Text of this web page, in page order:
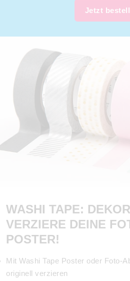
Jetzt
WASHI TAPE:
VERZIERE DEINE
POSTER!
Mit Washi Tape Poster oder Foto-
originell verzieren